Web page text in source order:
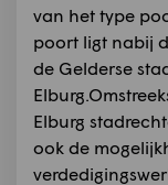
van het type
poort ligt nabij
de Gelderse
Elburg
ook de